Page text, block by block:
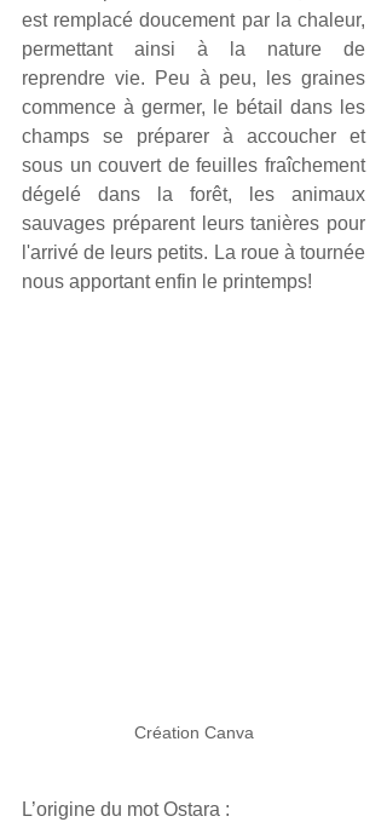
est remplacé doucement par la chaleur,
permettant ainsi à la nature de
reprendre vie. Peu à peu, les graines
commence à germer, le bétail dans les
champs se préparer à accoucher et
sous un couvert de feuilles fraîchement
dégelé dans la forêt, les animaux
sauvages préparent leurs tanières pour
l'arrivé de leurs petits. La roue à tournée
nous apportant enfin le printemps!
Création Canva
L’origine du mot Ostara :